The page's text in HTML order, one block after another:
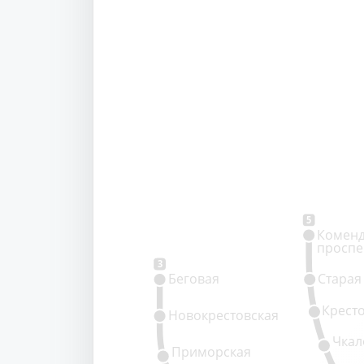
3
5
Приморская
Новокрестовская
Беговая